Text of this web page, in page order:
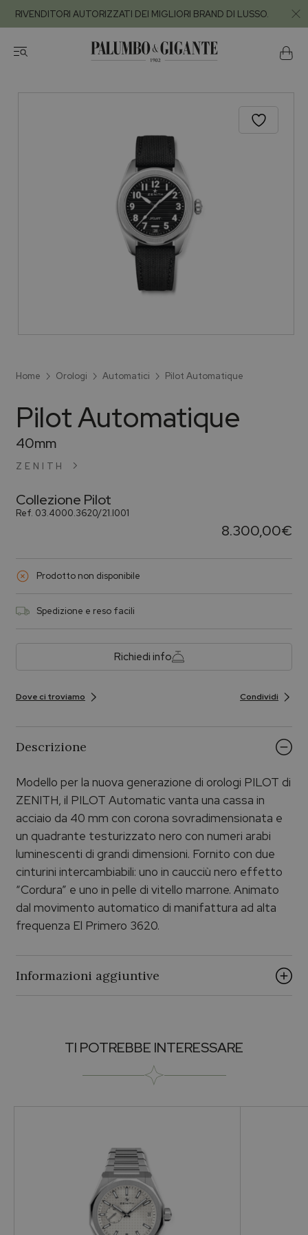
RIVENDITORI AUTORIZZATI DEI MIGLIORI BRAND DI LUSSO.
Home Orologi Automatici Pilot Automatique
ZENITH
Pilot Automatique
40mm
Collezione Pilot
Ref. 03.4000.3620/21.I001
8.300,00€
Prodotto non disponibile
Spedizione e reso facili
Richiedi info
Dove ci troviamo Condividi
Descrizione
Modello per la nuova generazione di orologi PILOT di
ZENITH, il PILOT Automatic vanta una cassa in
acciaio da 40 mm con corona sovradimensionata e
un quadrante testurizzato nero con numeri arabi
luminescenti di grandi dimensioni. Fornito con due
cinturini intercambiabili: uno in caucciù nero effetto
“Cordura” e uno in pelle di vitello marrone. Animato
dal movimento automatico di manifattura ad alta
frequenza El Primero 3620.
Informazioni aggiuntive
ZENITH
Per lui
TI POTREBBE INTERESSARE